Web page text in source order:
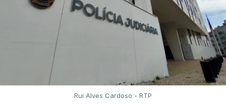
Rui Alves Cardoso - RTP